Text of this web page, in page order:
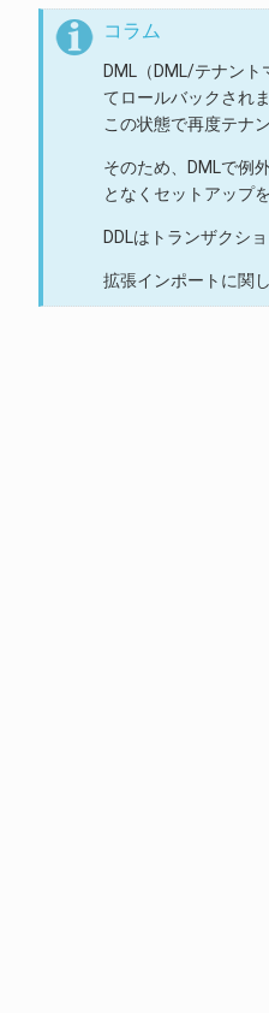
コラム
DML（DML/テナン
てロールバックされま
この状態で再度テナ
そのため、DMLで例
となくセットアップ
DDLはトランザクシ
拡張インポートに関